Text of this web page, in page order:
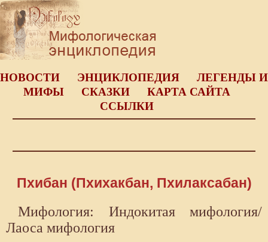
НОВОСТИ ЭНЦИКЛОПЕДИЯ
ЛЕГЕНДЫ И
МИФЫ
СКАЗКИ
КАРТА САЙТА
ССЫЛКИ
Пхибан (Пхихакбан, Пхилаксабан)
Мифология: Индокитая мифология/
Лаоса мифология